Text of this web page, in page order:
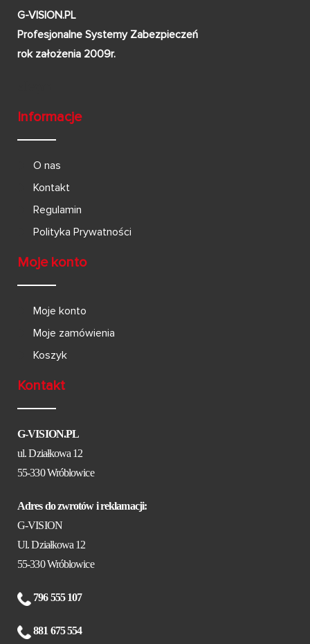
G-VISION.PL
Profesjonalne Systemy Zabezpieczeń
rok założenia 2009r.
Informacje
O nas
Kontakt
Regulamin
Polityka Prywatności
Moje konto
Moje konto
Moje zamówienia
Koszyk
Kontakt
G-VISION.PL
ul. Działkowa 12
55-330 Wróblowice
Adres do zwrotów i reklamacji:
G-VISION
Ul. Działkowa 12
55-330 Wróblowice
796 555 107
881 675 554